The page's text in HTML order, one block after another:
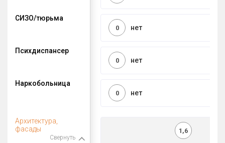
СИЗО/тюрьма
нет
0
Психдиспансер
нет
0
Наркобольница
нет
0
Архитектура,
фасады
Свернуть
1,6